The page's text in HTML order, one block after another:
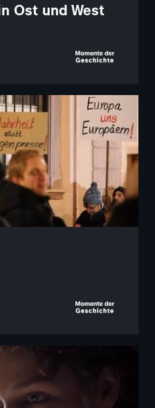
Ost und West